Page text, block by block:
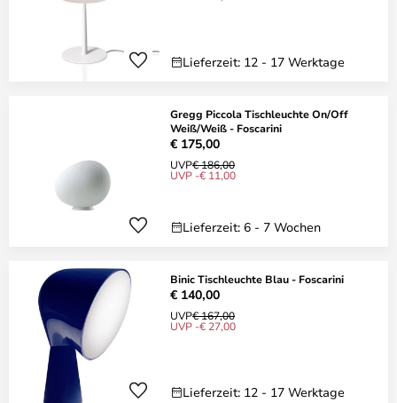
Lieferzeit: 12 - 17 Werktage
Gregg Piccola Tischleuchte On/Off
Weiß/Weiß - Foscarini
€ 175,00
UVP€ 186,00
UVP -€ 11,00
Lieferzeit: 6 - 7 Wochen
Binic Tischleuchte Blau - Foscarini
€ 140,00
UVP€ 167,00
UVP -€ 27,00
Lieferzeit: 12 - 17 Werktage